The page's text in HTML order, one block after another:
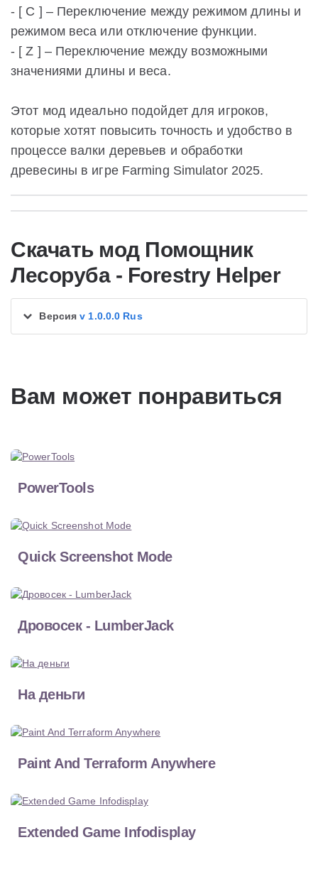
- [ C ] – Переключение между режимом длины и
режимом веса или отключение функции.
- [ Z ] – Переключение между возможными
значениями длины и веса.
Этот мод идеально подойдет для игроков,
которые хотят повысить точность и удобство в
процессе валки деревьев и обработки
древесины в игре Farming Simulator 2025.
Скачать мод Помощник
Лесоруба - Forestry Helper
Версияv 1.0.0.0 Rus
Вам может понравиться
PowerTools
Quick Screenshot Mode
Дровосек - LumberJack
На деньги
Paint And Terraform Anywhere
Extended Game Infodisplay